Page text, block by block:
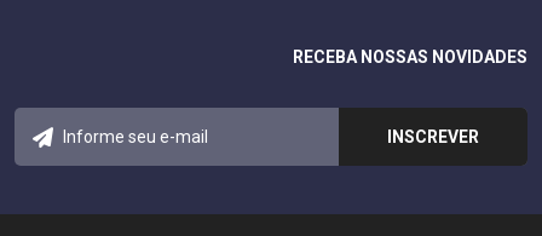
RECEBA NOSSAS NOVIDADES